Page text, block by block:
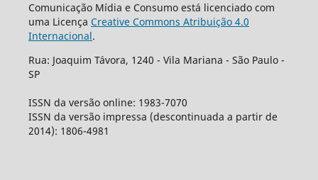
Comunicação Mídia e Consumo está licenciado com
uma Licença Creative Commons Atribuição 4.0
Internacional.
Rua: Joaquim Távora, 1240 - Vila Mariana - São Paulo -
SP
ISSN da versão online: 1983-7070
ISSN da versão impressa (descontinuada a partir de
2014): 1806-4981